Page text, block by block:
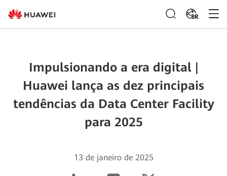
BR
Impulsionando a era digital |
Huawei lança as dez principais
tendências da Data Center Facility
para 2025
13 de janeiro de 2025